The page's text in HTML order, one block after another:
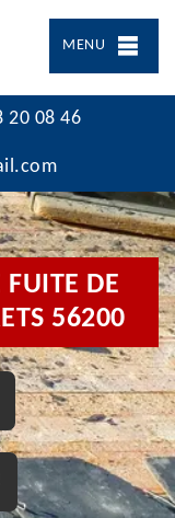
MENU
20 08 46
FUITE DE
56200